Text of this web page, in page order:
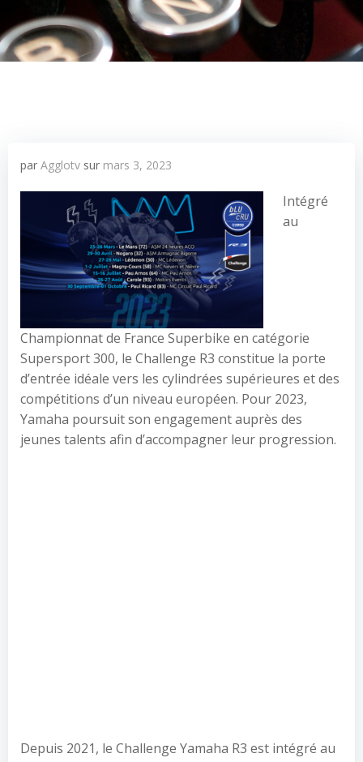
par Agglotv sur mars 3, 2023
Intégré
au
Championnat de France Superbike en catégorie
Supersport 300, le Challenge R3 constitue la porte
d’entrée idéale vers les cylindrées supérieures et des
compétitions d’un niveau européen. Pour 2023,
Yamaha poursuit son engagement auprès des
jeunes talents afin d’accompagner leur progression.
Depuis 2021, le Challenge Yamaha R3 est intégré au